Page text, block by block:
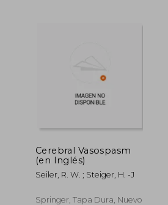
$ 1.466
Cerebral Vasospasm
(en Inglés)
Seiler, R. W. ; Steiger, H. -J
Springer, Tapa Dura, Nuevo